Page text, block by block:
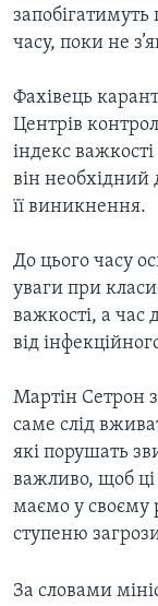
часу, поки не
Фахівець
Центрів
індекс
він необхідний
її виникнення.
До цього часу
уваги при
важкості, а час
від
Мартін Сетрон
саме слід
які порушать
важливо, щоб ці
маємо у своєму
ступеню
За словами